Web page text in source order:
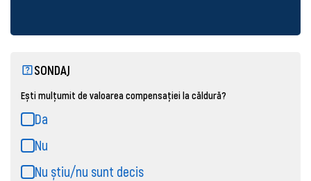
SONDAJ
Ești mulțumit de valoarea compensației la căldură?
Da
Nu
Nu știu/nu sunt decis